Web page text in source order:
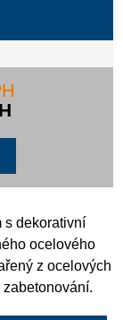
s dekorativní
ocelového
z ocelových